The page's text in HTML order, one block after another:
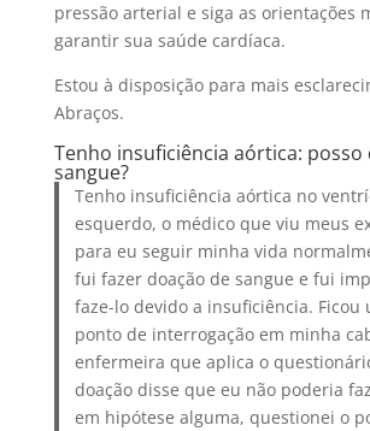
pressão arterial e siga as orientações
garantir sua saúde cardíaca.
Estou à disposição para mais
Abraços.
Tenho insuficiência aórtica: posso
sangue?
Tenho insuficiência aórtica no
esquerdo, o médico que viu meus
para eu seguir minha vida
fui fazer doação de sangue e fui
faze-lo devido a insuficiência. Ficou
ponto de interrogação em minha
enfermeira que aplica o
doação disse que eu não poderia
em hipótese alguma, questionei o